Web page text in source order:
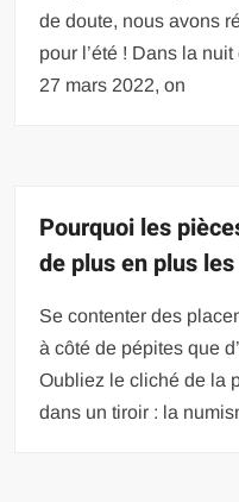
de doute, nous avons
pour l’été ! Dans la
27 mars 2022, on
Pourquoi les
de plus en plus
Se contenter des
à côté de pépites que
Oubliez le cliché de la
dans un tiroir : la